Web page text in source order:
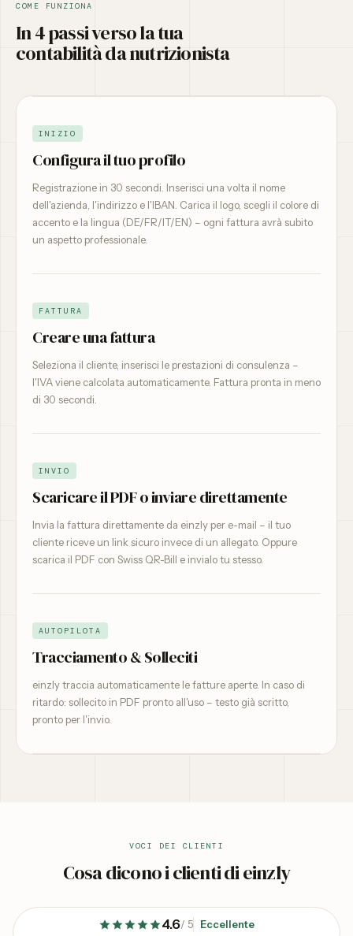
COME FUNZIONA
In 4 passi verso la tua
contabilità da nutrizionista
INIZIO
Configura il tuo profilo
Registrazione in 30 secondi. Inserisci una volta il nome
dell'azienda, l'indirizzo e l'IBAN. Carica il logo, scegli il colore di
accento e la lingua (DE/FR/IT/EN) – ogni fattura avrà subito
un aspetto professionale.
FATTURA
Creare una fattura
Seleziona il cliente, inserisci le prestazioni di consulenza –
l'IVA viene calcolata automaticamente. Fattura pronta in meno
di 30 secondi.
INVIO
Scaricare il PDF o inviare direttamente
Invia la fattura direttamente da einzly per e-mail – il tuo
cliente riceve un link sicuro invece di un allegato. Oppure
scarica il PDF con Swiss QR-Bill e invialo tu stesso.
AUTOPILOTA
Tracciamento & Solleciti
einzly traccia automaticamente le fatture aperte. In caso di
ritardo: sollecito in PDF pronto all'uso – testo già scritto,
pronto per l'invio.
VOCI DEI CLIENTI
Cosa dicono i clienti di einzly
4.6/ 5
Eccellente